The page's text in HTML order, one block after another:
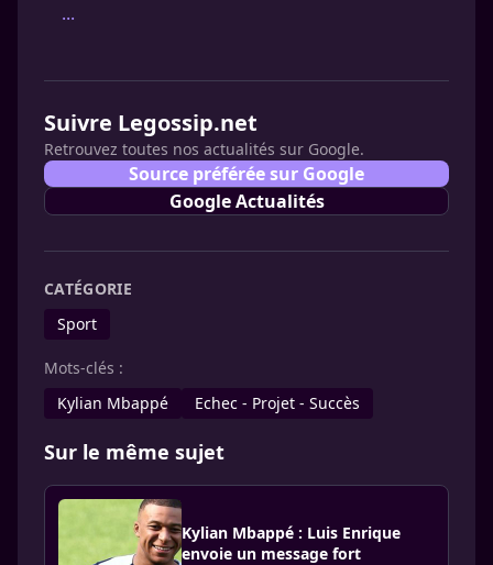
...
Suivre Legossip.net
Retrouvez toutes nos actualités sur Google.
Source préférée sur Google
Google Actualités
CATÉGORIE
Sport
Mots-clés :
Kylian Mbappé
Echec - Projet - Succès
Sur le même sujet
Kylian Mbappé : Luis Enrique
envoie un message fort